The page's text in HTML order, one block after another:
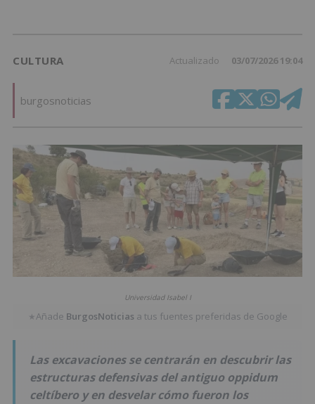
CULTURA Actualizado 03/07/2026 19:04
burgosnoticias
Universidad Isabel I
★Añade BurgosNoticias a tus fuentes preferidas de Google
Las excavaciones se centrarán en descubrir las
estructuras defensivas del antiguo oppidum
celtíbero y en desvelar cómo fueron los